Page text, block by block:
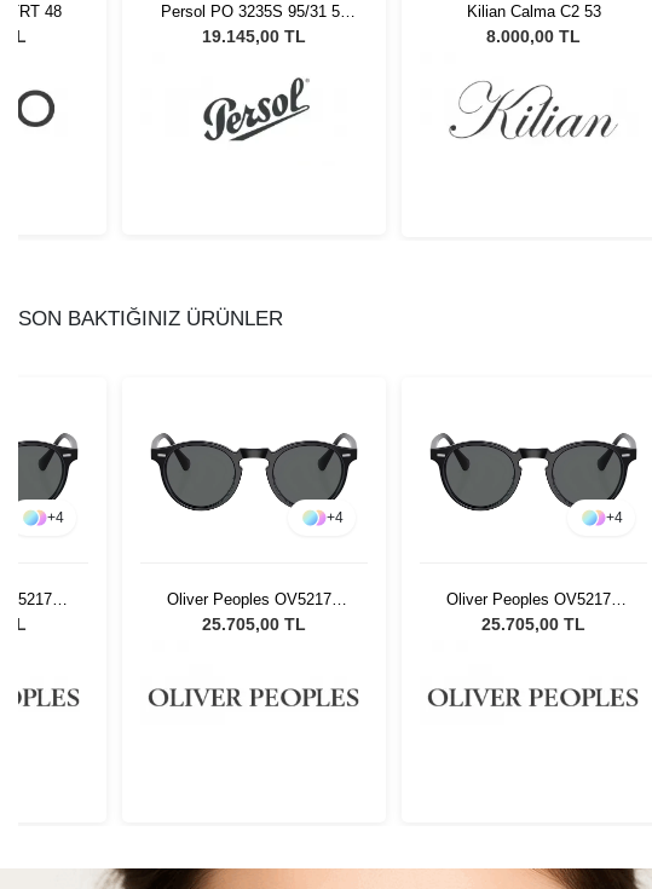
48
TL
Persol PO 3235S 95/31 55
Unisex Güneş Gözlüğü
19.145,00 TL
Kilian Calma C2 53
8.000,00 TL
SON BAKTIĞINIZ ÜRÜNLER
+4
Güneş
TL
+4
Oliver Peoples OV5217S
1031P2 47 Unisex Güneş
25.705,00 TL
+4
Oliver Peoples OV5217S
1031P2 47 Unisex Güneş
25.705,00 TL